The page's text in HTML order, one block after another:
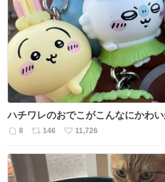
数
ス
ト
数
ね
数
ハチワレのおでこがこんなにかわ
返
数
8
リ
ス
ト
146
い
ね
数
11,726